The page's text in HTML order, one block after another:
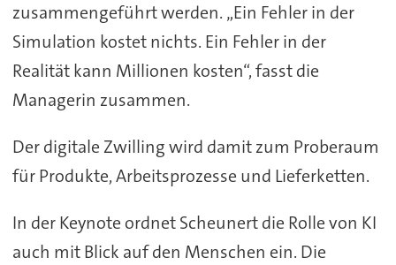
zusammengeführt werden. „Ein Fehler in der
Simulation kostet nichts. Ein Fehler in der
Realität kann Millionen kosten“, fasst die
Managerin zusammen.
Der digitale Zwilling wird damit zum Proberaum
für Produkte, Arbeitsprozesse und Lieferketten.
In der Keynote ordnet Scheunert die Rolle von KI
auch mit Blick auf den Menschen ein. Die